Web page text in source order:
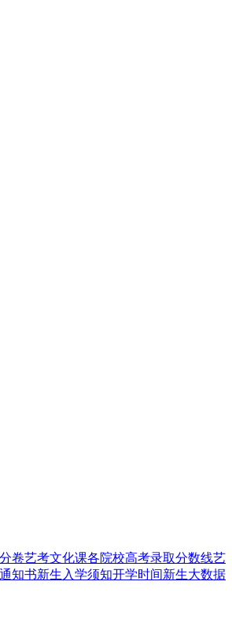
卷艺考文化课各院校高考录取分数线艺
知书新生入学须知开学时间新生大数据